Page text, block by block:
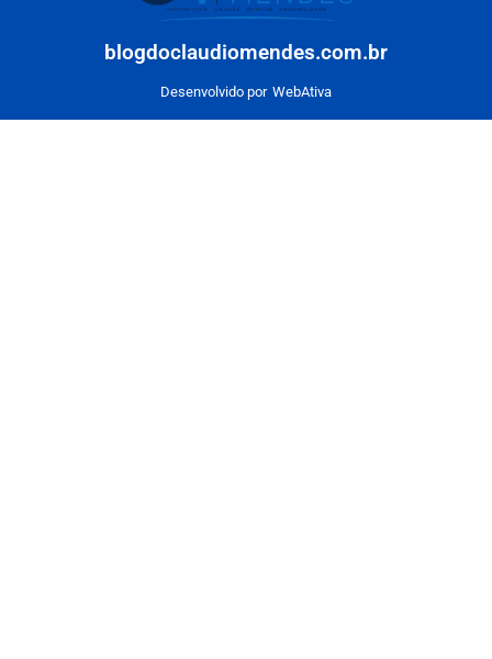
blogdoclaudiomendes.com.br
Desenvolvido por WebAtiva